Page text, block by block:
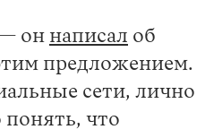
— он написал об
предложением.
сети, лично
понять, что